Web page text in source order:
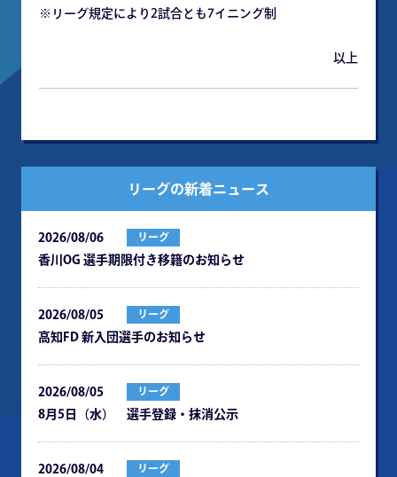
※リーグ規定により2試合とも7イニング制
以上
リーグの新着ニュース
2026/08/06 リーグ
⾹川OG 選⼿期限付き移籍のお知らせ
2026/08/05 リーグ
⾼知FD 新⼊団選⼿のお知らせ
2026/08/05 リーグ
8月5日（水） 選手登録・抹消公示
2026/08/04 リーグ